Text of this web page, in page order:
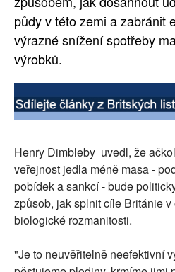
půdy v této zemi a zabránit
výrazné snížení spotřeby
výrobků.
Henry Dimbleby uvedl, že
veřejnost jedla méně masa -
pobídek a sankcí - bude
způsob, jak splnit cíle Británie
biologické rozmanitosti.
"Je to neuvěřitelně neefektivní